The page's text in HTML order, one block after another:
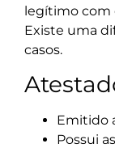
legítimo com
Existe uma
casos.
Emitido
Possui